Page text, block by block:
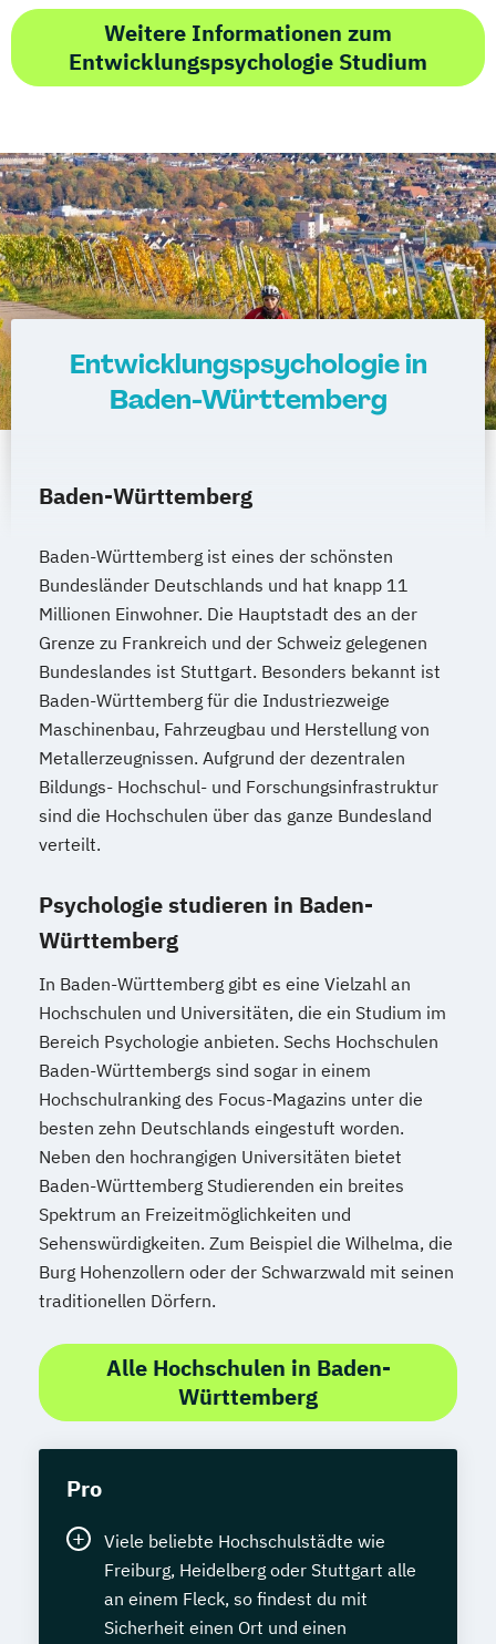
Weitere Informationen zum
Entwicklungspsychologie Studium
Entwicklungspsychologie in
Baden-Württemberg
Baden-Württemberg
Baden-Württemberg ist eines der schönsten
Bundesländer Deutschlands und hat knapp 11
Millionen Einwohner. Die Hauptstadt des an der
Grenze zu Frankreich und der Schweiz gelegenen
Bundeslandes ist Stuttgart. Besonders bekannt ist
Baden-Württemberg für die Industriezweige
Maschinenbau, Fahrzeugbau und Herstellung von
Metallerzeugnissen. Aufgrund der dezentralen
Bildungs- Hochschul- und Forschungsinfrastruktur
sind die Hochschulen über das ganze Bundesland
verteilt.
Psychologie studieren in Baden-
Württemberg
In Baden-Württemberg gibt es eine Vielzahl an
Hochschulen und Universitäten, die ein Studium im
Bereich Psychologie anbieten. Sechs Hochschulen
Baden-Württembergs sind sogar in einem
Hochschulranking des Focus-Magazins unter die
besten zehn Deutschlands eingestuft worden.
Neben den hochrangigen Universitäten bietet
Baden-Württemberg Studierenden ein breites
Spektrum an Freizeitmöglichkeiten und
Sehenswürdigkeiten. Zum Beispiel die Wilhelma, die
Burg Hohenzollern oder der Schwarzwald mit seinen
traditionellen Dörfern.
Alle Hochschulen in Baden-
Württemberg
Pro
Viele beliebte Hochschulstädte wie
Freiburg, Heidelberg oder Stuttgart alle
an einem Fleck, so findest du mit
Sicherheit einen Ort und einen